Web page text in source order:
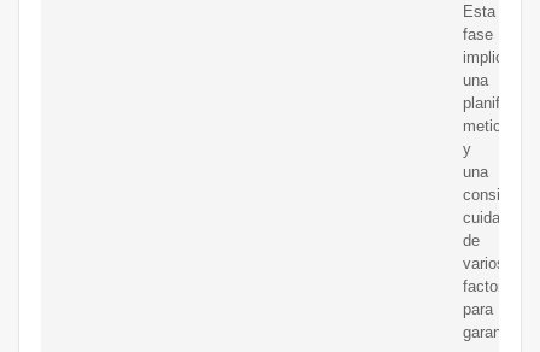
Esta
fase
implica
una
meticulosa
y
una
cuidadosa
de
varios
factores
para
garantizar